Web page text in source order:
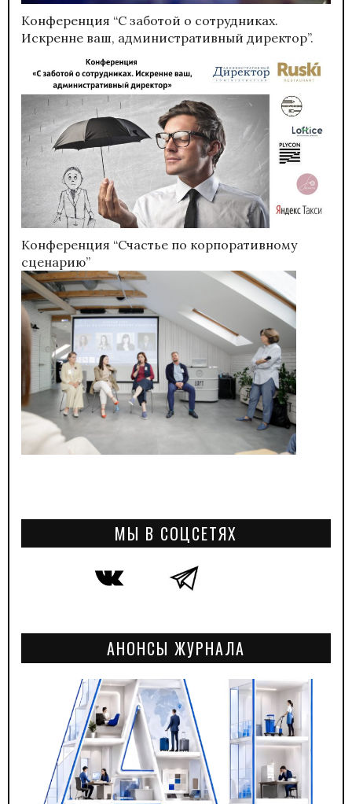
Конференция “С заботой о сотрудниках.
Искренне ваш, административный директор”.
Конференция “Счастье по корпоративному
сценарию”
МЫ В СОЦСЕТЯХ
АНОНСЫ ЖУРНАЛА